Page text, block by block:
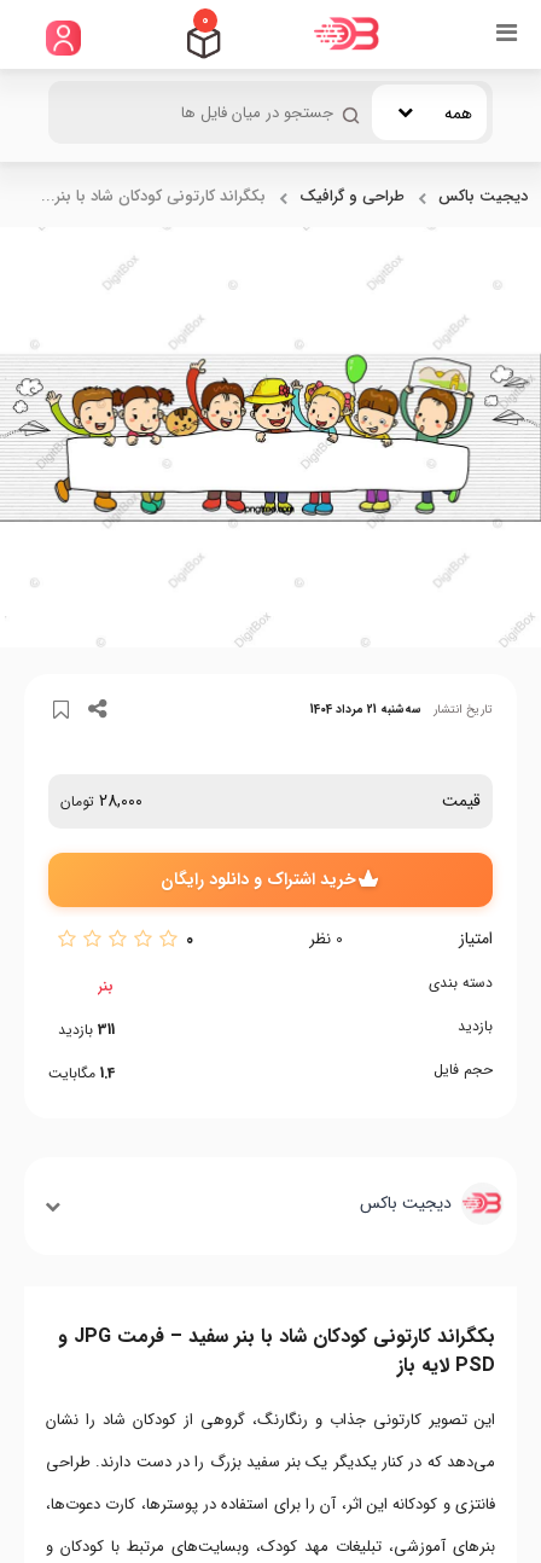
0
همه
دیجیت باکس طراحی و گرافیک بکگراند کارتونی کودکان شاد با بنر...
تاریخ انتشار سه‌شنبه 21 مرداد 1404
قیمت 28,000 تومان
خرید اشتراک و دانلود رایگان
امتیاز 0 نظر 0
دسته بندی
بازدید
حجم فایل
بنر
311 بازدید
1.4 مگابایت
دیجیت باکس
بکگراند کارتونی کودکان شاد با بنر سفید – فرمت JPG و
PSD لایه باز
این تصویر کارتونی جذاب و رنگارنگ، گروهی از کودکان شاد را نشان
می‌دهد که در کنار یکدیگر یک بنر سفید بزرگ را در دست دارند. طراحی
فانتزی و کودکانه این اثر، آن را برای استفاده در پوسترها، کارت دعوت‌ها،
بنرهای آموزشی، تبلیغات مهد کودک، وبسایت‌های مرتبط با کودکان و